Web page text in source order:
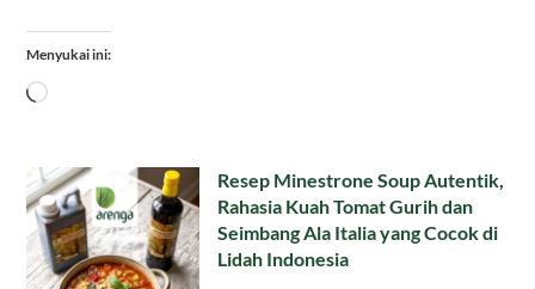
Menyukai ini:
Memuat...
Resep Minestrone Soup Autentik,
Rahasia Kuah Tomat Gurih dan
Seimbang Ala Italia yang Cocok di
Lidah Indonesia